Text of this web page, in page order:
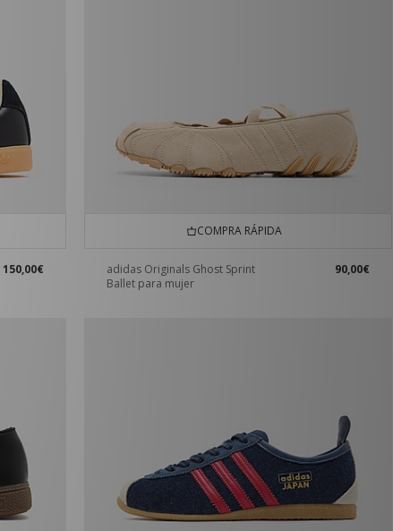
150,00€
COMPRA RÁPIDA
adidas Originals Ghost Sprint
Ballet para mujer
90,00€